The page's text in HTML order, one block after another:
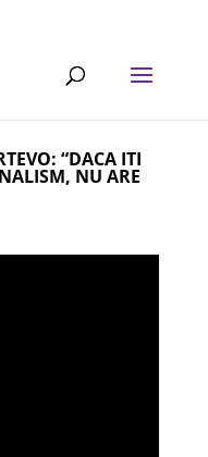
“DACA ITI
NU ARE